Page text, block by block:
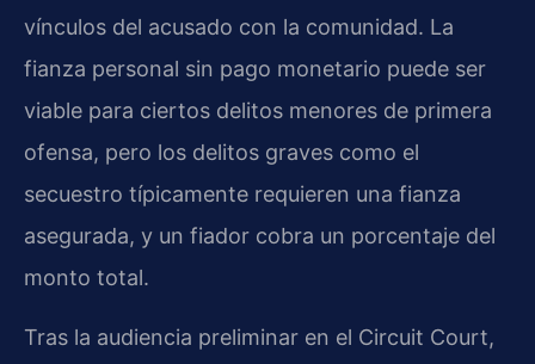
vínculos del acusado con la comunidad. La
fianza personal sin pago monetario puede ser
viable para ciertos delitos menores de primera
ofensa, pero los delitos graves como el
secuestro típicamente requieren una fianza
asegurada, y un fiador cobra un porcentaje del
monto total.
Tras la audiencia preliminar en el Circuit Court,